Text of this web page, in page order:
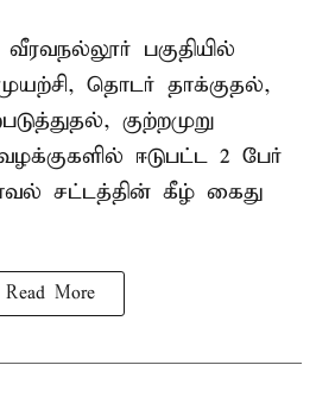
பகுதியில்
தொடர் தாக்குதல்,
குற்றமுறு
ஈடுபட்ட 2 பேர்
சட்டத்தின் கீழ் கைது
Read More